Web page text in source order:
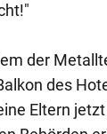
der
des
Eltern